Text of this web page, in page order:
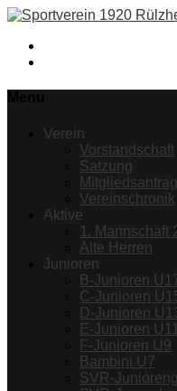
Verein
Vorstandschaft
Satzung
Mitgliedsantrag
Vereinschronik
Aktive
1. Mannschaft
Alte Herren
Junioren
B-Junioren
C-Junioren
D-Junioren
E-Junioren U11
F-Junioren U9
Bambini U7
SVR-